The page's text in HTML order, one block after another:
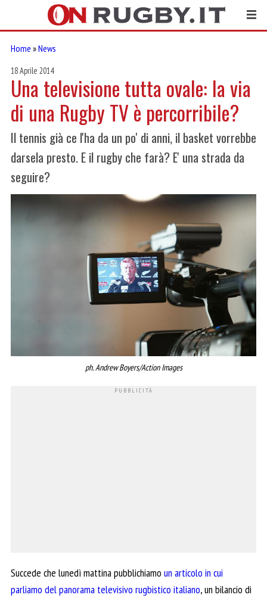
Home »News
18 Aprile 2014
Una televisione tutta ovale: la via
di una Rugby TV è percorribile?
Il tennis già ce l'ha da un po' di anni, il basket vorrebbe
darsela presto. E il rugby che farà? E' una strada da
seguire?
ph. Andrew Boyers/Action Images
Succede che lunedì mattina pubblichiamo un articolo in cui
parliamo del panorama televisivo rugbistico italiano, un bilancio di